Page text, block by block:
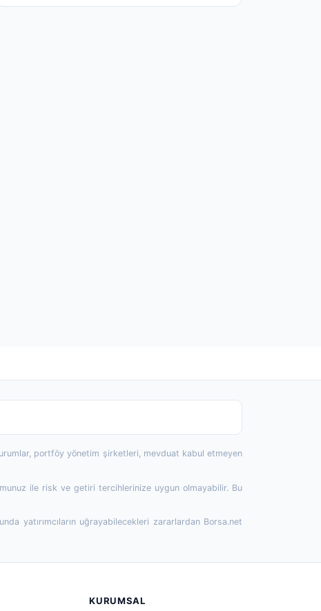
kurumlar, portföy yönetim şirketleri, mevduat kabul etmeyen
ile risk ve getiri tercihlerinize uygun olmayabilir. Bu
yatırımcıların uğrayabilecekleri zararlardan Borsa.net
KURUMSAL